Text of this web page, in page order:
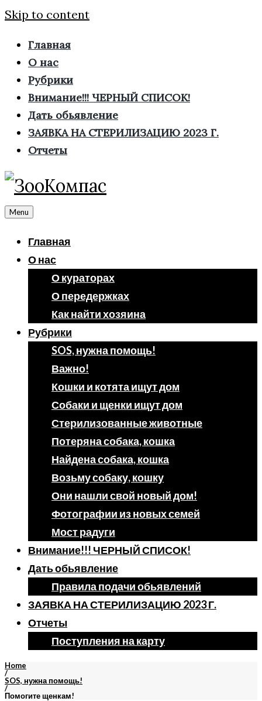
Skip to content
Главная
О нас
Рубрики
Внимание!!! ЧЕРНЫЙ СПИСОК!
Дать обьявление
ЗАЯВКА НА СТЕРИЛИЗАЦИЮ 2023 Г.
Отчеты
Menu
Главная
О нас
О кураторах
О передержках
Как найти хозяина
Рубрики
SOS, нужна помощь!
Важно!
Кошки и котята ищут дом
Собаки и щенки ищут дом
Стерилизованные животные
Потеряна собака, кошка
Найдена собака, кошка
Возьму собаку, кошку
Они нашли свой новый дом!
Фотографии из новых семей
Мост радуги
Внимание!!! ЧЕРНЫЙ СПИСОК!
Дать обьявление
Правила подачи обьявлений
ЗАЯВКА НА СТЕРИЛИЗАЦИЮ 2023 Г.
Отчеты
Поступления на карту
Home
/
SOS, нужна помощь!
/
Помогите щенкам!